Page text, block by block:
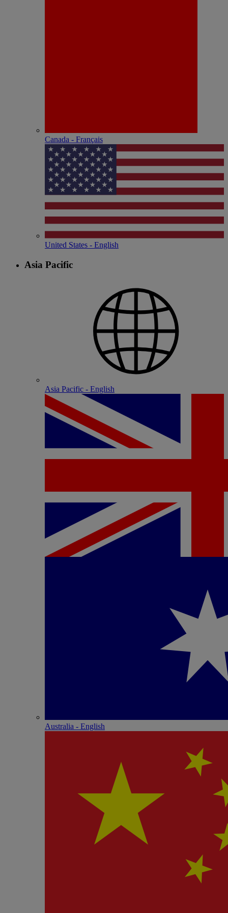
Canada - Français
United States - English
Asia Pacific
Asia Pacific - English
Australia - English